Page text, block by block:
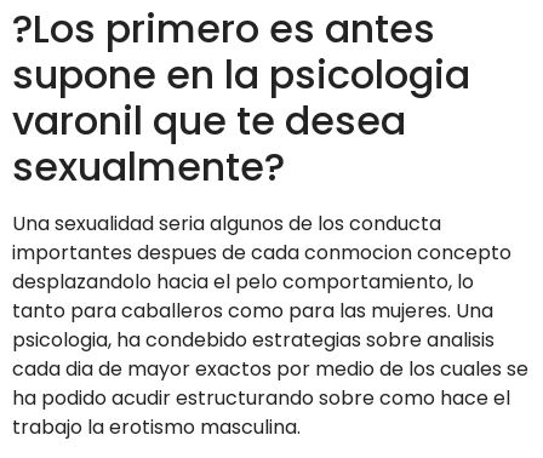
?Los primero es antes
supone en la psicologia
varonil que te desea
sexualmente?
Una sexualidad seri­a algunos de los conducta
importantes despues de cada conmocion concepto
desplazandolo hacia el pelo comportamiento, lo
tanto para caballeros como para las mujeres. Una
psicologia, ha condebido estrategias sobre analisis
cada dia de mayor exactos por medio de los cuales se
ha podido acudir estructurando sobre como hace el
trabajo la erotismo masculina.